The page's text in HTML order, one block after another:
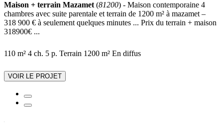
Maison + terrain Mazamet(81200) - Maison contemporaine 4
chambres avec suite parentale et terrain de 1200 m² à mazamet –
318 900 € à seulement quelques minutes ... Prix du terrain + maison
318900€ ...
110 m² 4 ch. 5 p. Terrain 1200 m² En diffus
VOIR LE PROJET